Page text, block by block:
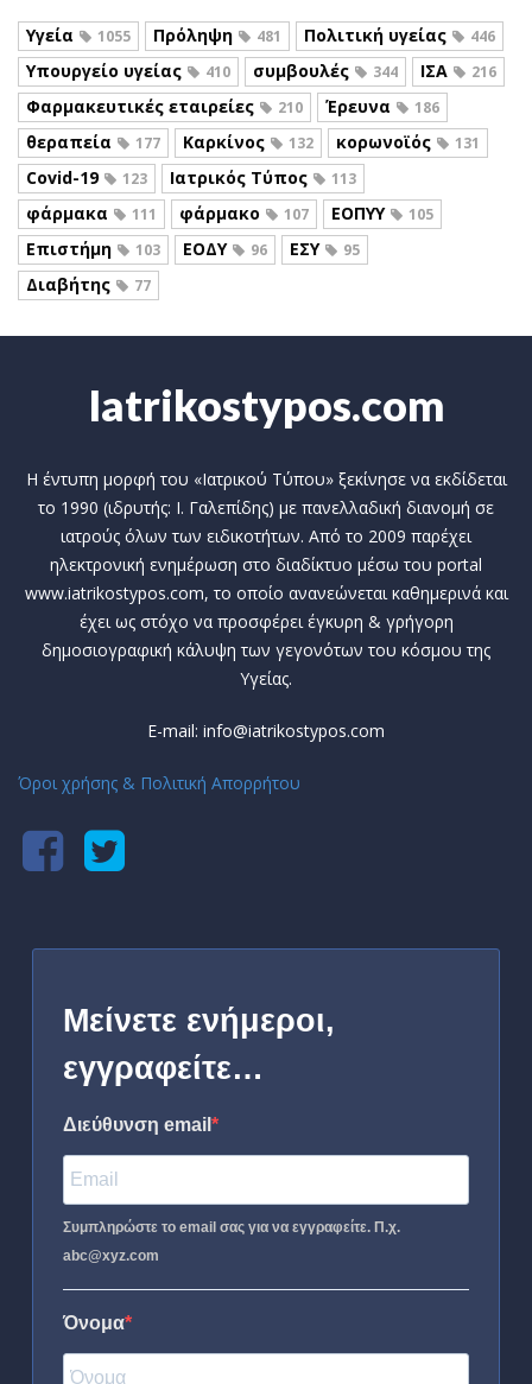
Υγεία 1055 Πρόληψη 481 Πολιτική υγείας 446
Υπουργείο υγείας 410 συμβουλές 344 ΙΣΑ 216
Φαρμακευτικές εταιρείες 210 Έρευνα 186
θεραπεία 177 Καρκίνος 132 κορωνοϊός 131
Covid-19 123 Ιατρικός Τύπος 113
φάρμακα 111 φάρμακο 107 ΕΟΠΥΥ 105
Επιστήμη 103 ΕΟΔΥ 96 ΕΣΥ 95
Διαβήτης 77
Iatrikostypos.com
Η έντυπη μορφή του «Ιατρικού Τύπου» ξεκίνησε να εκδίδεται
το 1990 (ιδρυτής: Ι. Γαλεπίδης) με πανελλαδική διανομή σε
ιατρούς όλων των ειδικοτήτων. Από το 2009 παρέχει
ηλεκτρονική ενημέρωση στο διαδίκτυο μέσω του portal
www.iatrikostypos.com, το οποίο ανανεώνεται καθημερινά και
έχει ως στόχο να προσφέρει έγκυρη & γρήγορη
δημοσιογραφική κάλυψη των γεγονότων του κόσμου της
Υγείας.
E-mail: info@iatrikostypos.com
Όροι χρήσης & Πολιτική Απορρήτου
Μείνετε ενήμεροι,
εγγραφείτε…
Διεύθυνση email
Συμπληρώστε το email σας για να εγγραφείτε. Π.χ.
abc@xyz.com
Όνομα